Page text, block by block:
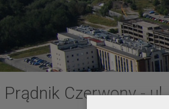
Prądnik Czerwony -